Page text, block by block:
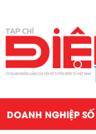
DOANH NGHIỆP SỐ